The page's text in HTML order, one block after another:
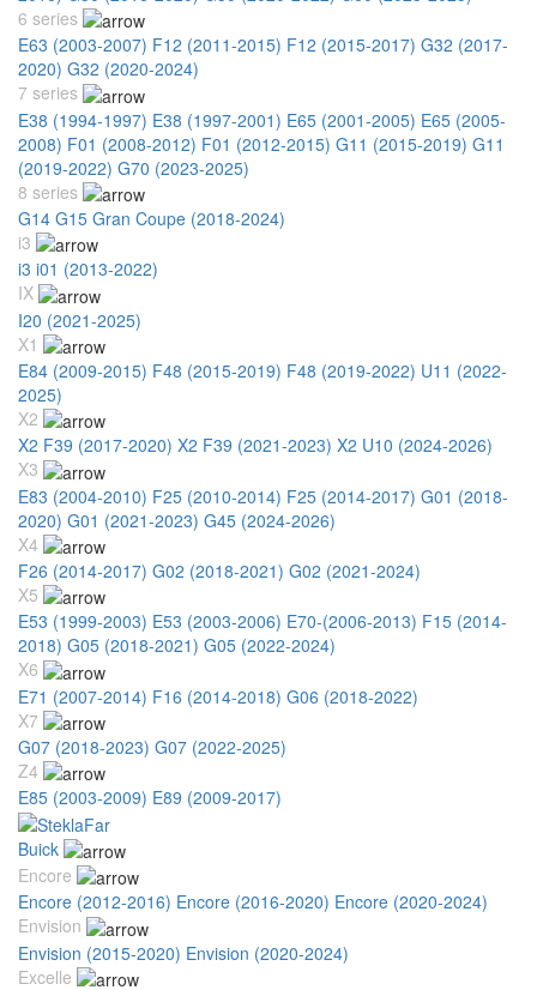
6 series
E63 (2003-2007) F12 (2011-2015) F12 (2015-2017) G32 (2017-
2020) G32 (2020-2024)
7 series
E38 (1994-1997) E38 (1997-2001) E65 (2001-2005) E65 (2005-
2008) F01 (2008-2012) F01 (2012-2015) G11 (2015-2019) G11
(2019-2022) G70 (2023-2025)
8 series
G14 G15 Gran Coupe (2018-2024)
i3
i3 i01 (2013-2022)
IX
I20 (2021-2025)
X1
E84 (2009-2015) F48 (2015-2019) F48 (2019-2022) U11 (2022-
2025)
X2
X2 F39 (2017-2020) X2 F39 (2021-2023) X2 U10 (2024-2026)
X3
E83 (2004-2010) F25 (2010-2014) F25 (2014-2017) G01 (2018-
2020) G01 (2021-2023) G45 (2024-2026)
X4
F26 (2014-2017) G02 (2018-2021) G02 (2021-2024)
X5
E53 (1999-2003) E53 (2003-2006) E70-(2006-2013) F15 (2014-
2018) G05 (2018-2021) G05 (2022-2024)
X6
E71 (2007-2014) F16 (2014-2018) G06 (2018-2022)
X7
G07 (2018-2023) G07 (2022-2025)
Z4
E85 (2003-2009) E89 (2009-2017)
Buick
Encore
Encore (2012-2016) Encore (2016-2020) Encore (2020-2024)
Envision
Envision (2015-2020) Envision (2020-2024)
Excelle